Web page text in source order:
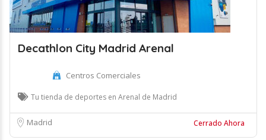
Decathlon City Madrid Arenal
Centros Comerciales
Tu tienda de deportes en Arenal de Madrid
Madrid Cerrado Ahora